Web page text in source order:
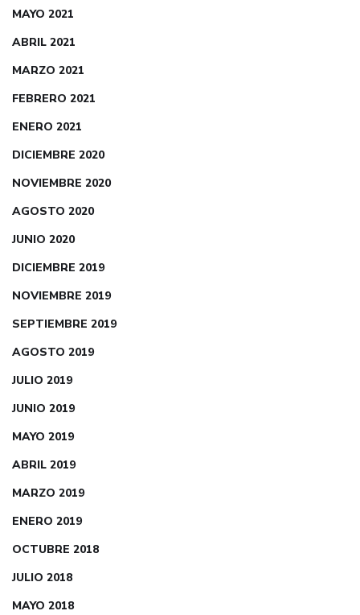
MAYO 2021
ABRIL 2021
MARZO 2021
FEBRERO 2021
ENERO 2021
DICIEMBRE 2020
NOVIEMBRE 2020
AGOSTO 2020
JUNIO 2020
DICIEMBRE 2019
NOVIEMBRE 2019
SEPTIEMBRE 2019
AGOSTO 2019
JULIO 2019
JUNIO 2019
MAYO 2019
ABRIL 2019
MARZO 2019
ENERO 2019
OCTUBRE 2018
JULIO 2018
MAYO 2018